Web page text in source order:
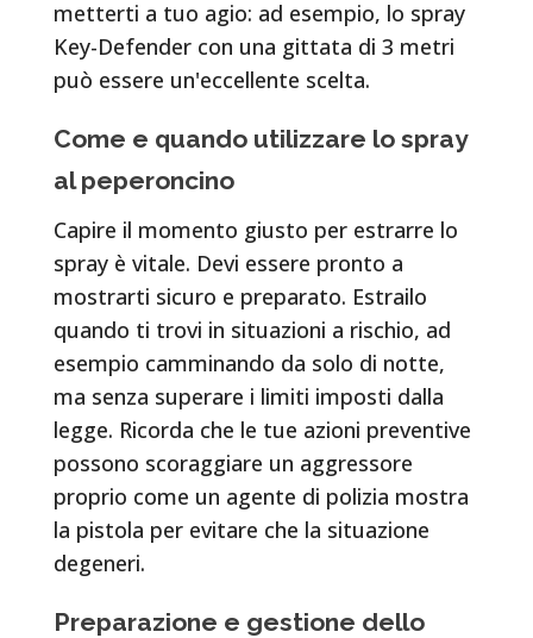
metterti a tuo agio: ad esempio, lo spray
Key-Defender con una gittata di 3 metri
può essere un'eccellente scelta.
Come e quando utilizzare lo spray
al peperoncino
Capire il momento giusto per estrarre lo
spray è vitale. Devi essere pronto a
mostrarti sicuro e preparato. Estrailo
quando ti trovi in situazioni a rischio, ad
esempio camminando da solo di notte,
ma senza superare i limiti imposti dalla
legge. Ricorda che le tue azioni preventive
possono scoraggiare un aggressore
proprio come un agente di polizia mostra
la pistola per evitare che la situazione
degeneri.
Preparazione e gestione dello